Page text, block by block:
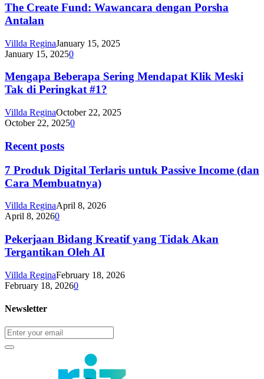
The Create Fund: Wawancara dengan Porsha
Antalan
Villda ReginaJanuary 15, 2025
January 15, 20250
Mengapa Beberapa Sering Mendapat Klik Meski
Tak di Peringkat #1?
Villda ReginaOctober 22, 2025
October 22, 20250
Recent posts
7 Produk Digital Terlaris untuk Passive Income (dan
Cara Membuatnya)
Villda ReginaApril 8, 2026
April 8, 20260
Pekerjaan Bidang Kreatif yang Tidak Akan
Tergantikan Oleh AI
Villda ReginaFebruary 18, 2026
February 18, 20260
Newsletter